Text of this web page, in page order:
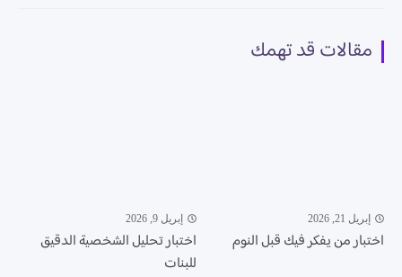
مقالات قد تهمك
إبريل 21, 2026
اختبار من يفكر فيك قبل النوم
إبريل 9, 2026
اختبار تحليل الشخصية الدقيق
للبنات